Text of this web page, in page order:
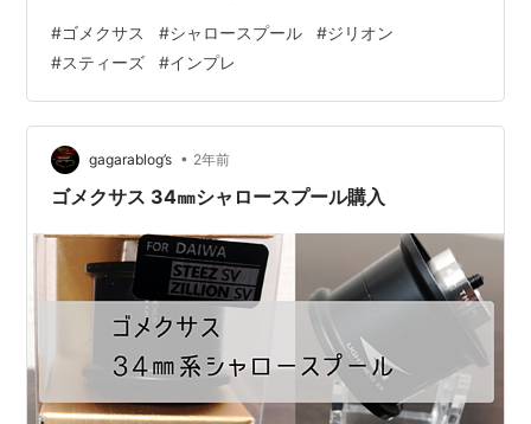
ポンサーリンク 【目次】 ◆ゴメクサス シャロースプー
ル ◆ゴメクサス シャロースプールの特徴 スプールスペ
ック ◆ゴメクサス シャロースプール 使用感 チニング ラ
イトゲーム（カマスゲーム） ◆タックル考察 ◆総括 ◆
ゴメクサス シャロースプール 商品はこちら。 …
#ゴメクサス #シャロースプール #ジリオン
#スティーズ #インプレ
gagarablog’s • 2年前
ゴメクサス 34㎜シャロースプール購入